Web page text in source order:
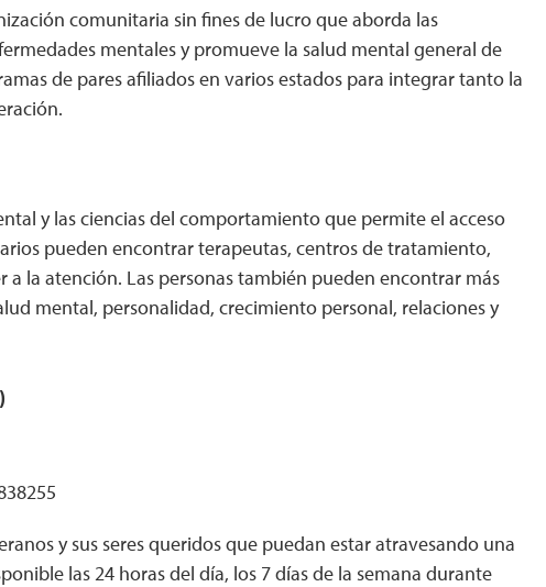
comunitaria sin fines de lucro que aborda las
mentales y promueve la salud mental general de
de pares afiliados en varios estados para integrar tanto la
y las ciencias del comportamiento que permite el acceso
pueden encontrar terapeutas, centros de tratamiento,
a la atención. Las personas también pueden encontrar más
mental, personalidad, crecimiento personal, relaciones y
y sus seres queridos que puedan estar atravesando una
las 24 horas del día, los 7 días de la semana durante